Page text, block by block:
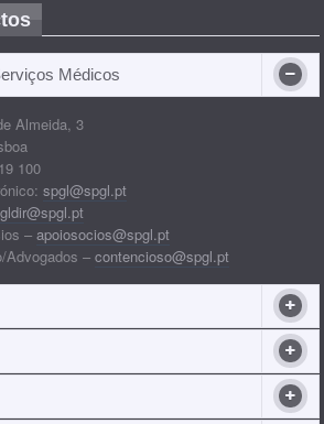
Médicos
Almeida, 3
100
spgl@spgl.pt
– apoiosocios@spgl.pt
Advogados – contencioso@spgl.pt